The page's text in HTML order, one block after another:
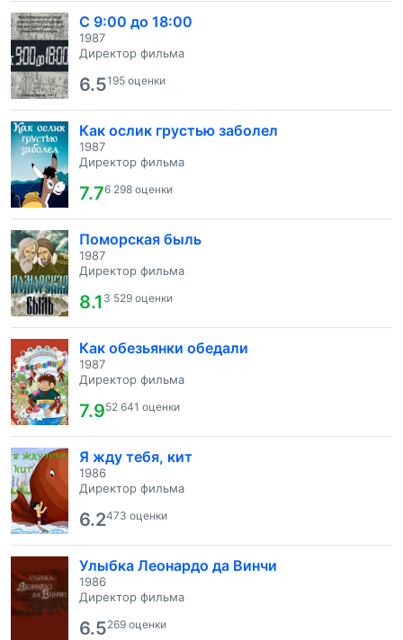
С 9:00 до 18:00
1987
Директор фильма
6.5195 оценки
Как ослик грустью заболел
1987
Директор фильма
7.76 298 оценки
Поморская быль
1987
Директор фильма
8.1 3 529 оценки
Как обезьянки обедали
1987
Директор фильма
7.952 641 оценки
Я жду тебя, кит
1986
Директор фильма
6.2473 оценки
Улыбка Леонардо да Винчи
1986
Директор фильма
6.5269 оценки